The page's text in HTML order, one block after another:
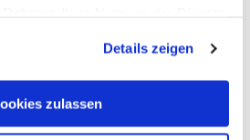
Webseite weiterhin nutzen.
Details zeigen
zulassen